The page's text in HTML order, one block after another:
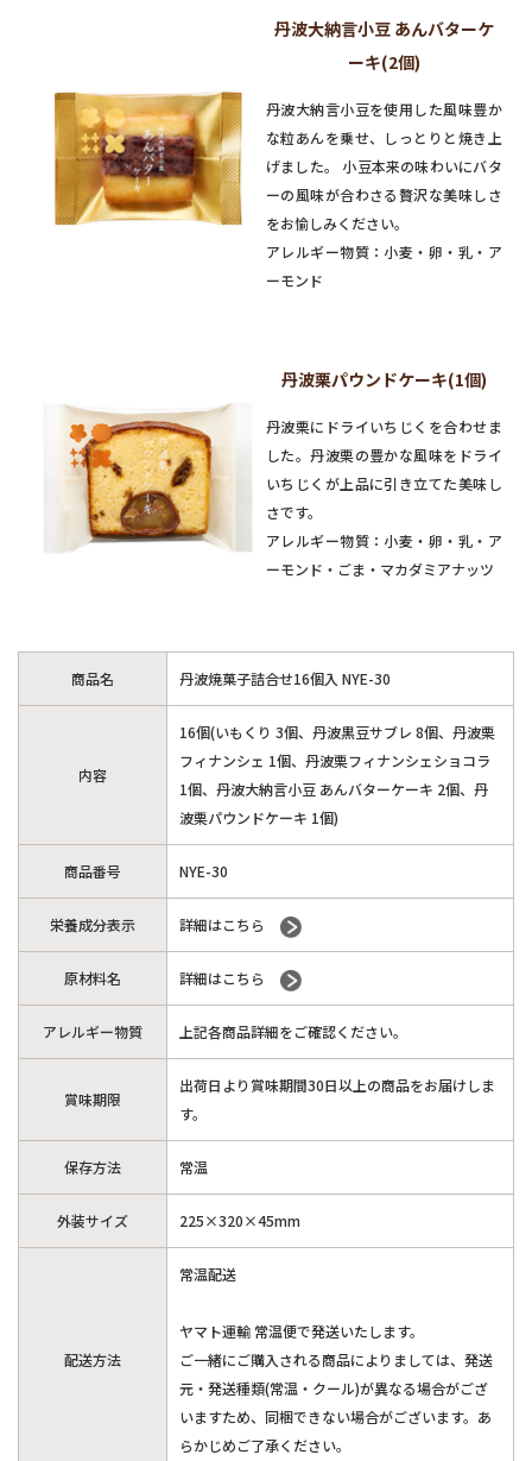
丹波大納言小豆 あんバターケ
ーキ(2個)
丹波大納言小豆を使用した風味豊か
な粒あんを乗せ、しっとりと焼き上
げました。 小豆本来の味わいにバタ
ーの風味が合わさる贅沢な美味しさ
をお愉しみください。
アレルギー物質：小麦・卵・乳・ア
ーモンド
丹波栗パウンドケーキ(1個)
丹波栗にドライいちじくを合わせま
した。丹波栗の豊かな風味をドライ
いちじくが上品に引き立てた美味し
さです。
アレルギー物質：小麦・卵・乳・ア
ーモンド・ごま・マカダミアナッツ
商品名 丹波焼菓子詰合せ16個入 NYE-30
内容
16個(いもくり 3個、丹波黒豆サブレ 8個、丹波栗
フィナンシェ 1個、丹波栗フィナンシェショコラ
1個、丹波大納言小豆 あんバターケーキ 2個、丹
波栗パウンドケーキ 1個)
商品番号 NYE-30
栄養成分表示 詳細はこちら
原材料名 詳細はこちら
アレルギー物質 上記各商品詳細をご確認ください。
賞味期限
出荷日より賞味期間30日以上の商品をお届けしま
す。
保存方法 常温
外装サイズ 225×320×45mm
配送方法
常温配送
ヤマト運輸 常温便で発送いたします。
ご一緒にご購入される商品によりましては、発送
元・発送種類(常温・クール)が異なる場合がござ
いますため、同梱できない場合がございます。あ
らかじめご了承ください。